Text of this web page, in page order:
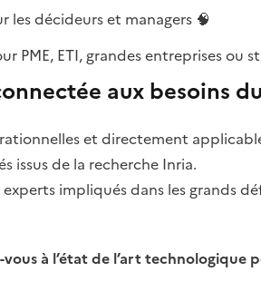
les décideurs et managers 🧠
PME, ETI, grandes entreprises ou
aux besoins
et directement
issus de la recherche Inria.
impliqués dans les grands
à l’état de l’art